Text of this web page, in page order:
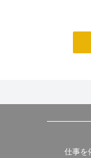
仕事を